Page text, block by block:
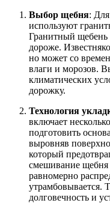
Выбор щебня:
используют
Гранитный
дороже.
но может со
влаги и морозов.
климатических
дорожку.
Технология
включает
подготовить
выровняв
который
смешивание щебня
равномерно
утрамбовывается.
долговечность и